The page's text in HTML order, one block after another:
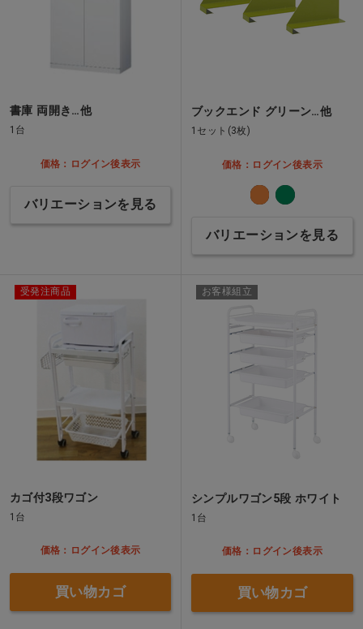
書庫 両開き…他
1台
価格：ログイン後表示
バリエーションを見る
ブックエンド グリーン…他
1セット(3枚)
価格：ログイン後表示
バリエーションを見る
受発注商品
カゴ付3段ワゴン
1台
価格：ログイン後表示
買い物カゴ
お客様組立
シンプルワゴン5段 ホワイト
1台
価格：ログイン後表示
買い物カゴ